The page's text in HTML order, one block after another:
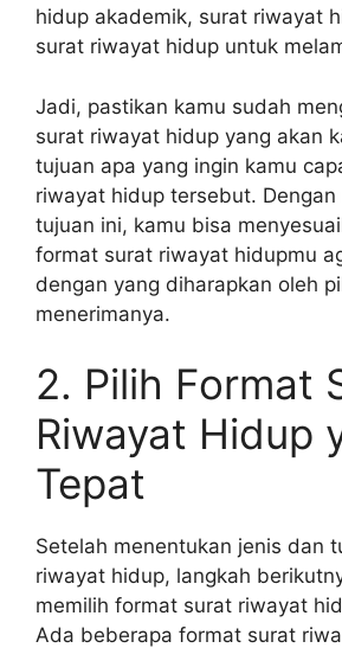
hidup akademik, surat riwayat
surat riwayat hidup untuk
Jadi, pastikan kamu sudah
surat riwayat hidup yang akan
tujuan apa yang ingin kamu
riwayat hidup tersebut. Dengan
tujuan ini, kamu bisa
format surat riwayat hidupmu
dengan yang diharapkan oleh
menerimanya.
2. Pilih Format
Riwayat Hidup
Tepat
Setelah menentukan jenis dan
riwayat hidup, langkah
memilih format surat riwayat
Ada beberapa format surat